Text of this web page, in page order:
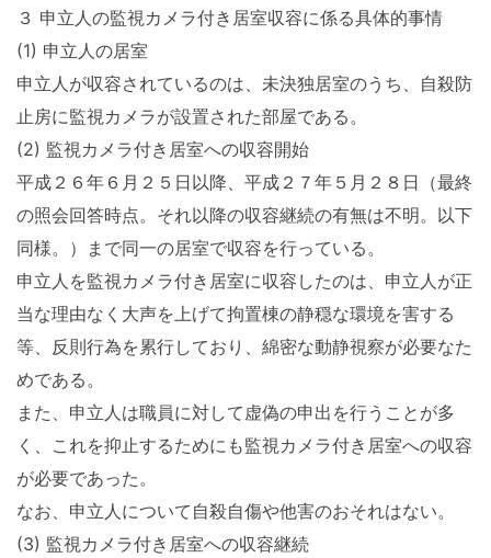
３ 申立人の監視カメラ付き居室収容に係る具体的事情
(1) 申立人の居室
申立人が収容されているのは、未決独居室のうち、自殺防
止房に監視カメラが設置された部屋である。
(2) 監視カメラ付き居室への収容開始
平成２６年６月２５日以降、平成２７年５月２８日（最終
の照会回答時点。それ以降の収容継続の有無は不明。以下
同様。）まで同一の居室で収容を行っている。
申立人を監視カメラ付き居室に収容したのは、申立人が正
当な理由なく大声を上げて拘置棟の静穏な環境を害する
等、反則行為を累行しており、綿密な動静視察が必要なた
めである。
また、申立人は職員に対して虚偽の申出を行うことが多
く、これを抑止するためにも監視カメラ付き居室への収容
が必要であった。
なお、申立人について自殺自傷や他害のおそれはない。
(3) 監視カメラ付き居室への収容継続